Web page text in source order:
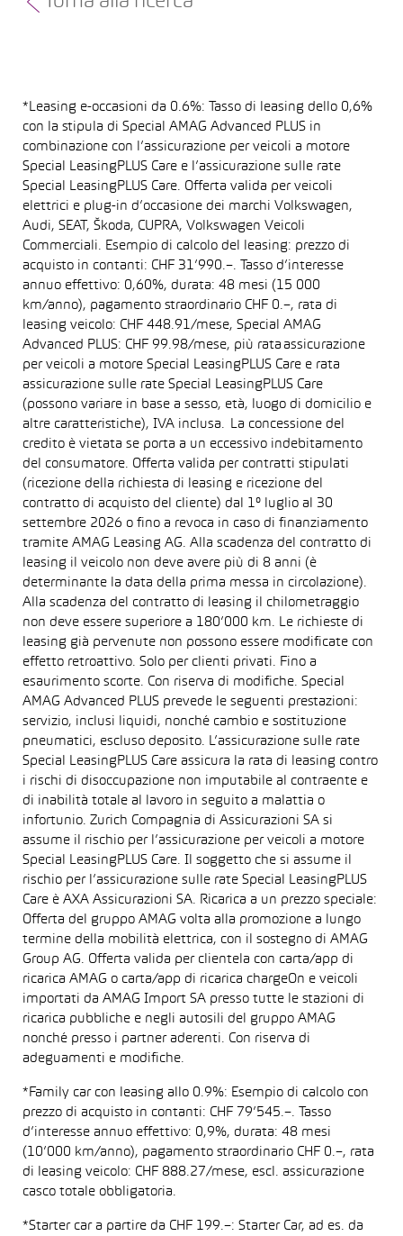
*Leasing e-occasioni da 0.6%: Tasso di leasing dello 0,6%
con la stipula di Special AMAG Advanced PLUS in
combinazione con l’assicurazione per veicoli a motore
Special LeasingPLUS Care e l’assicurazione sulle rate
Special LeasingPLUS Care. Offerta valida per veicoli
elettrici e plug-in d’occasione dei marchi Volkswagen,
Audi, SEAT, Škoda, CUPRA, Volkswagen Veicoli
Commerciali. Esempio di calcolo del leasing: prezzo di
acquisto in contanti: CHF 31’990.–. Tasso d’interesse
annuo effettivo: 0,60%, durata: 48 mesi (15 000
km/anno), pagamento straordinario CHF 0.–, rata di
leasing veicolo: CHF 448.91/mese, Special AMAG
Advanced PLUS: CHF 99.98/mese, più rata assicurazione
per veicoli a motore Special LeasingPLUS Care e rata
assicurazione sulle rate Special LeasingPLUS Care
(possono variare in base a sesso, età, luogo di domicilio e
altre caratteristiche), IVA inclusa. La concessione del
credito è vietata se porta a un eccessivo indebitamento
del consumatore. Offerta valida per contratti stipulati
(ricezione della richiesta di leasing e ricezione del
contratto di acquisto del cliente) dal 1° luglio al 30
settembre 2026 o fino a revoca in caso di finanziamento
tramite AMAG Leasing AG. Alla scadenza del contratto di
leasing il veicolo non deve avere più di 8 anni (è
determinante la data della prima messa in circolazione).
Alla scadenza del contratto di leasing il chilometraggio
non deve essere superiore a 180’000 km. Le richieste di
leasing già pervenute non possono essere modificate con
effetto retroattivo. Solo per clienti privati. Fino a
esaurimento scorte. Con riserva di modifiche. Special
AMAG Advanced PLUS prevede le seguenti prestazioni:
servizio, inclusi liquidi, nonché cambio e sostituzione
pneumatici, escluso deposito. L’assicurazione sulle rate
Special LeasingPLUS Care assicura la rata di leasing contro
i rischi di disoccupazione non imputabile al contraente e
di inabilità totale al lavoro in seguito a malattia o
infortunio. Zurich Compagnia di Assicurazioni SA si
assume il rischio per l’assicurazione per veicoli a motore
Special LeasingPLUS Care. Il soggetto che si assume il
rischio per l’assicurazione sulle rate Special LeasingPLUS
Care è AXA Assicurazioni SA. Ricarica a un prezzo speciale:
Offerta del gruppo AMAG volta alla promozione a lungo
termine della mobilità elettrica, con il sostegno di AMAG
Group AG. Offerta valida per clientela con carta/app di
ricarica AMAG o carta/app di ricarica chargeOn e veicoli
importati da AMAG Import SA presso tutte le stazioni di
ricarica pubbliche e negli autosili del gruppo AMAG
nonché presso i partner aderenti. Con riserva di
adeguamenti e modifiche.
*Family car con leasing allo 0.9%: Esempio di calcolo con
prezzo di acquisto in contanti: CHF 79’545.–. Tasso
d’interesse annuo effettivo: 0,9%, durata: 48 mesi
(10’000 km/anno), pagamento straordinario CHF 0.–, rata
di leasing veicolo: CHF 888.27/mese, escl. assicurazione
casco totale obbligatoria.
*Starter car a partire da CHF 199.–: Starter Car, ad es. da